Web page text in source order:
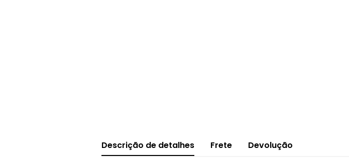
Descrição de detalhes Frete Devolução